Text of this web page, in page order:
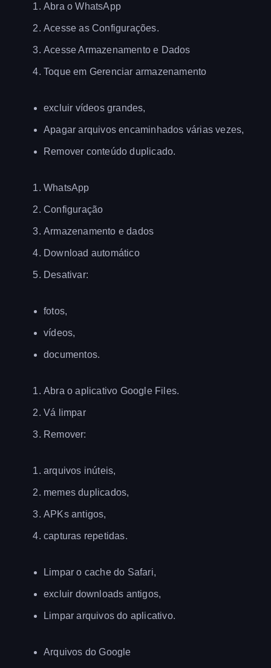
Abra o WhatsApp
Acesse as Configurações.
Acesse Armazenamento e Dados
Toque em Gerenciar armazenamento
excluir vídeos grandes,
Apagar arquivos encaminhados várias vezes,
Remover conteúdo duplicado.
WhatsApp
Configuração
Armazenamento e dados
Download automático
Desativar:
fotos,
vídeos,
documentos.
Abra o aplicativo Google Files.
Vá limpar
Remover:
arquivos inúteis,
memes duplicados,
APKs antigos,
capturas repetidas.
Limpar o cache do Safari,
excluir downloads antigos,
Limpar arquivos do aplicativo.
Arquivos do Google